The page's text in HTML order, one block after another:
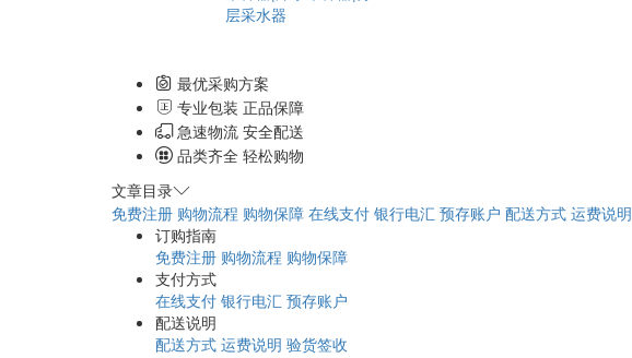
层采水器
最优采购方案
专业包装 正品保障
急速物流 安全配送
品类齐全 轻松购物
文章目录
免费注册 购物流程 购物保障 在线支付 银行电汇 预存账户 配送方式 运费说明
订购指南
免费注册 购物流程 购物保障
支付方式
在线支付 银行电汇 预存账户
配送说明
配送方式 运费说明 验货签收